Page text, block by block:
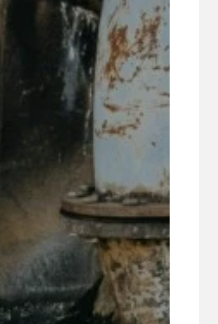
ÚVALSKÉ KOUPALIŠTĚ
ÚZEMNÍ A STRATEGICKÝ PLÁN
VEŘEJNÉ ZAKÁZKY, VOLNÁ PRACOVNÍ MÍSTA
ZDRAVOTNÍ STŘEDISKO ÚJEZD NAD LESY
ŽIVOT KOLEM NÁS
ZPRÁVY